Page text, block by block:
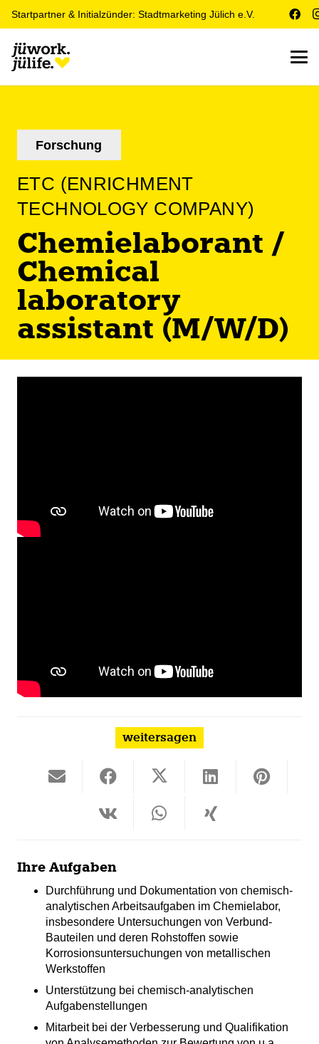
Startpartner & Initialzünder: Stadtmarketing Jülich e.V.
Forschung
ETC (ENRICHMENT
TECHNOLOGY COMPANY)
Chemielaborant /
Chemical
laboratory
assistant ‎(M/W/D)‎
weitersagen
Ihre Aufgaben
Durchführung und Dokumentation von chemisch-
analytischen Arbeitsaufgaben im Chemielabor,
‎insbesondere ‎Untersuchungen von Verbund-
Bauteilen und deren Rohstoffen sowie
Korrosions‎untersuchungen von metallischen
‎Werkstoffen
Unterstützung bei chemisch-‎analytischen
Aufgabenstellungen
Mitarbeit bei der Verbesserung und Qualifikation